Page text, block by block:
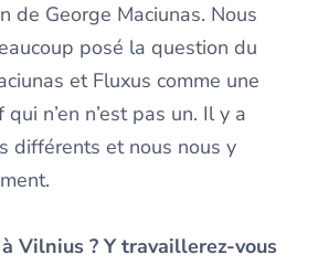
de George Maciunas. Nous
posé la question du
et Fluxus comme une
n’en n’est pas un. Il y a
différents et nous nous y
Vilnius ? Y travaillerez-vous